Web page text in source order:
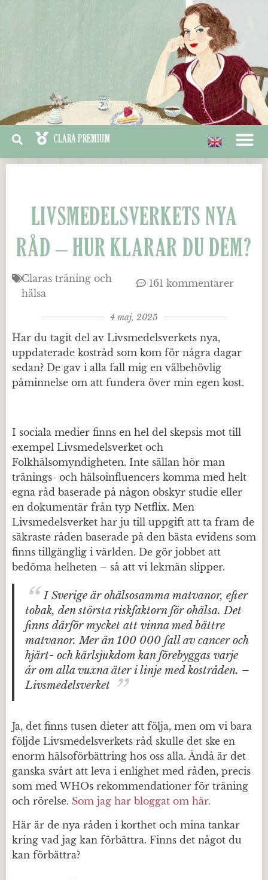
LIVSMEDELSVERKETS NYA
RÅD – HUR KLARAR DU DEM?
Claras träning och
hälsa
161 kommentarer
4 maj, 2025
Har du tagit del av Livsmedelsverkets nya,
uppdaterade kostråd som kom för några dagar
sedan? De gav i alla fall mig en välbehövlig
påminnelse om att fundera över min egen kost.
I sociala medier finns en hel del skepsis mot till
exempel Livsmedelsverket och
Folkhälsomyndigheten. Inte sällan hör man
tränings- och hälsoinfluencers komma med helt
egna råd baserade på någon obskyr studie eller
en dokumentär från typ Netflix. Men
Livsmedelsverket har ju till uppgift att ta fram de
säkraste råden baserade på den bästa evidens som
finns tillgänglig i världen. De gör jobbet att
bedöma helheten – så att vi lekmän slipper.
I Sverige är ohälsosamma matvanor, efter
tobak, den största riskfaktorn för ohälsa. Det
finns därför mycket att vinna med bättre
matvanor. Mer än 100 000 fall av cancer och
hjärt- och kärlsjukdom kan förebyggas varje
år om alla vuxna äter i linje med kostråden. –
Livsmedelsverket
Ja, det finns tusen dieter att följa, men om vi bara
följde Livsmedelsverkets råd skulle det ske en
enorm hälsoförbättring hos oss alla. Ändå är det
ganska svårt att leva i enlighet med råden, precis
som med WHOs rekommendationer för träning
och rörelse. Som jag har bloggat om här.
Här är de nya råden i korthet och mina tankar
kring vad jag kan förbättra. Finns det något du
kan förbättra?